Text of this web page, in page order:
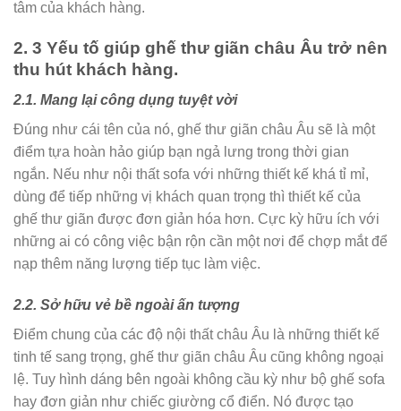
tâm của khách hàng.
2. 3 Yếu tố giúp ghế thư giãn châu Âu trở nên
thu hút khách hàng.
2.1. Mang lại công dụng tuyệt vời
Đúng như cái tên của nó, ghế thư giãn châu Âu sẽ là một
điểm tựa hoàn hảo giúp bạn ngả lưng trong thời gian
ngắn. Nếu như nội thất sofa với những thiết kế khá tỉ mỉ,
dùng để tiếp những vị khách quan trọng thì thiết kế của
ghế thư giãn được đơn giản hóa hơn. Cực kỳ hữu ích với
những ai có công việc bận rộn cần một nơi để chợp mắt để
nạp thêm năng lượng tiếp tục làm việc.
2.2. Sở hữu vẻ bề ngoài ấn tượng
Điểm chung của các độ nội thất châu Âu là những thiết kế
tinh tế sang trọng, ghế thư giãn châu Âu cũng không ngoại
lệ. Tuy hình dáng bên ngoài không cầu kỳ như bộ ghế sofa
hay đơn giản như chiếc giường cổ điển. Nó được tạo